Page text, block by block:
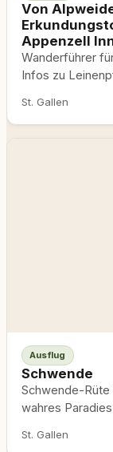
Von
Appenzell
Wanderführer
Infos zu
St. Gallen
Ausflug
Schwende
Schwende-Rüte
wahres
St. Gallen